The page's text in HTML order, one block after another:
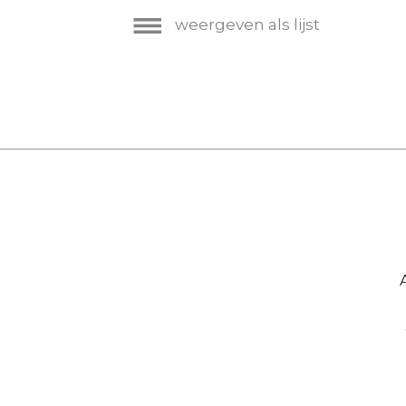
weergeven als lijst